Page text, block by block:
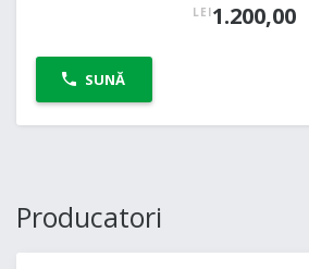
LEI1.200,00
SUNĂ
Producatori